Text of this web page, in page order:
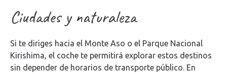
Ciudades y naturaleza
Si te diriges hacia el Monte Aso o el Parque Nacional
Kirishima, el coche te permitirá explorar estos destinos
sin depender de horarios de transporte público. En